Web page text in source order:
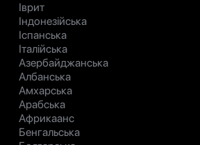
Іврит
Індонезійська
Іспанська
Італійська
Азербайджанська
Албанська
Амхарська
Арабська
Африкаанс
Бенгальська